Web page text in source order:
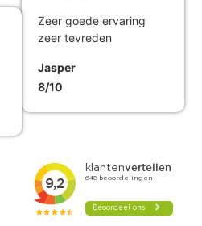
Zeer goede ervaring
zeer tevreden
Jasper
8/10